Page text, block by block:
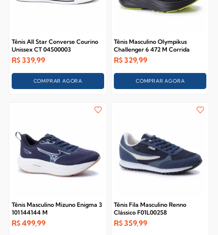
Tênis All Star Converse Courino
Unissex CT 04500003
R$ 339,99
COMPRAR AGORA
Tênis Masculino Olympikus
Challenger 6 472 M Corrida
R$ 329,99
COMPRAR AGORA
Tênis Masculino Mizuno Enigma 3
101144144 M
R$499,99
Tênis Fila Masculino Renno
Clássico F01L00258
R$ 359,99